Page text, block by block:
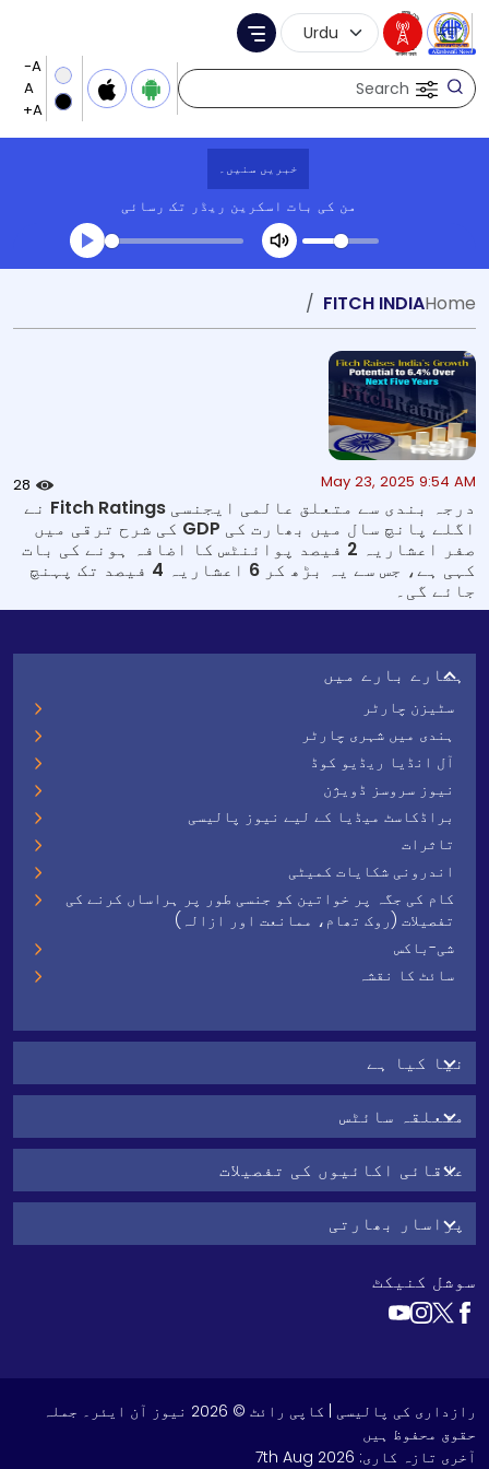
Search
Language Selection
Menu
خبریں سنیں۔
من کی بات اسکرین ریڈر تک رسائی
Transcript summary
Home
FITCH INDIA
May 23, 2025 9:54 AM
28
درجہ بندی سے متعلق عالمی ایجنسی Fitch Ratings نے
اگلے پانچ سال میں بھارت کی GDP کی شرح ترقی میں
صفر اعشاریہ 2 فیصد پوائنٹس کا اضافہ ہونے کی بات
کہی ہے، جس سے یہ بڑھ کر 6 اعشاریہ 4 فیصد تک پہنچ
جائے گی۔
ہمارے بارے میں
سٹیزن چارٹر
ہندی میں شہری چارٹر
آل انڈیا ریڈیو کوڈ
نیوز سروسز ڈویژن
براڈکاسٹ میڈیا کے لیے نیوز پالیسی
تاثرات
اندرونی شکایات کمیٹی
کام کی جگہ پر خواتین کو جنسی طور پر ہراساں کرنے کی
تفصیلات (روک تھام، ممانعت اور ازالہ)
شی-باکس
سائٹ کا نقشہ
نیا کیا ہے
متعلقہ سائٹس
علاقائی اکائیوں کی تفصیلات
پراسار بھارتی
سوشل کنیکٹ
رازداری کی پالیسی
| کاپی رائٹ © 2026 نیوز آن ایئر۔ جملہ
حقوق محفوظ ہیں
آخری تازہ کاری: 7th Aug 2026